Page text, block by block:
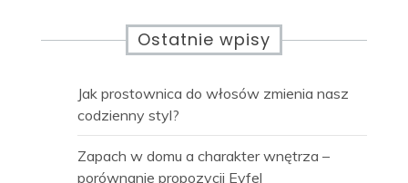
Ostatnie wpisy
Jak prostownica do włosów zmienia nasz
codzienny styl?
Zapach w domu a charakter wnętrza –
porównanie propozycji Eyfel